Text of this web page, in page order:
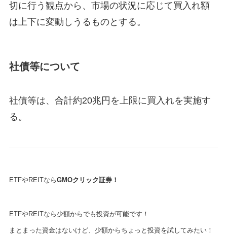
切に行う観点から、市場の状況に応じて買入れ額
は上下に変動しうるものとする。
社債等について
社債等は、合計約20兆円を上限に買入れを実施す
る。
ETFやREITならGMOクリック証券！
ETFやREITなら少額からでも投資が可能です！
まとまった資金はないけど、少額からちょっと投資を試してみたい！